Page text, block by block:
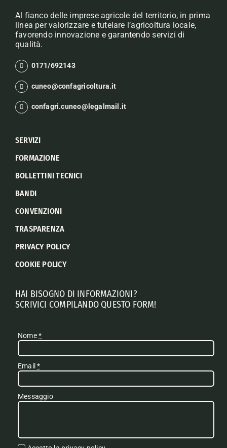
Al fianco delle imprese agricole del territorio, in prima
linea per valorizzare e tutelare l’agricoltura locale,
favorendo innovazione e garantendo servizi di
qualità.
0171/692143
cuneo@confagricoltura.it
confagri.cuneo@legalmail.it
SERVIZI
FORMAZIONE
BOLLETTINI TECNICI
BANDI
CONVENZIONI
TRASPARENZA
PRIVACY POLICY
COOKIE POLICY
HAI BISOGNO DI INFORMAZIONI?
SCRIVICI COMPILANDO QUESTO FORM!
Nome*
Email*
Messaggio